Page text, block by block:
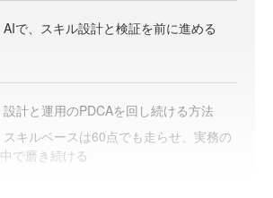
AIで、スキル設計と検証を前に進める
設計と運用のPDCAを回し続ける方法
スキルベースは60点でも走らせ、実務の
中で磨き続ける